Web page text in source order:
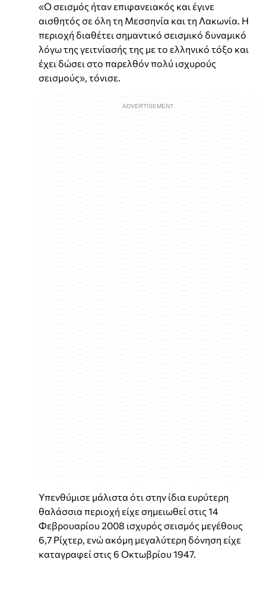
«Ο σεισμός ήταν επιφανειακός και έγινε
αισθητός σε όλη τη Μεσσηνία και τη Λακωνία. Η
περιοχή διαθέτει σημαντικό σεισμικό δυναμικό
λόγω της γειτνίασής της με το ελληνικό τόξο και
έχει δώσει στο παρελθόν πολύ ισχυρούς
σεισμούς», τόνισε.
Υπενθύμισε μάλιστα ότι στην ίδια ευρύτερη
θαλάσσια περιοχή είχε σημειωθεί στις 14
Φεβρουαρίου 2008 ισχυρός σεισμός μεγέθους
6,7 Ρίχτερ, ενώ ακόμη μεγαλύτερη δόνηση είχε
καταγραφεί στις 6 Οκτωβρίου 1947.